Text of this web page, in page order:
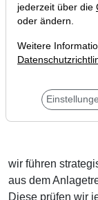
Liebe Trader,
wir führen
aus dem
Diese prüfen wir
jederzeit über die
oder ändern.
Weitere